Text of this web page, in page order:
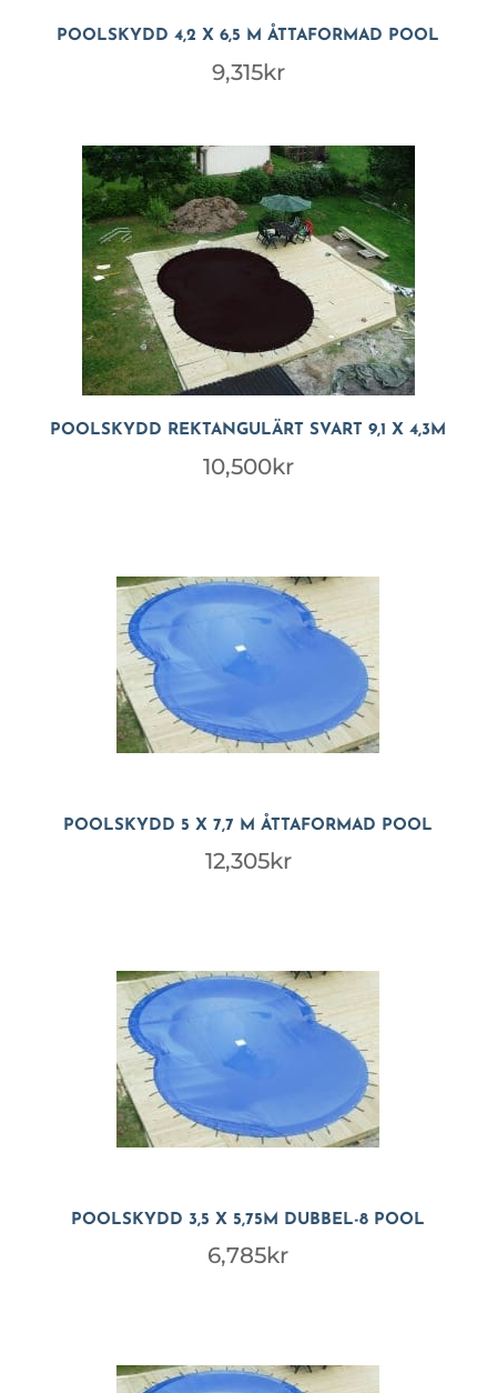
POOLSKYDD 4,2 X 6,5 M ÅTTAFORMAD POOL
9,315kr
POOLSKYDD REKTANGULÄRT SVART 9,1 X 4,3M
10,500kr
POOLSKYDD 5 X 7,7 M ÅTTAFORMAD POOL
12,305kr
POOLSKYDD 3,5 X 5,75M DUBBEL-8 POOL
6,785kr